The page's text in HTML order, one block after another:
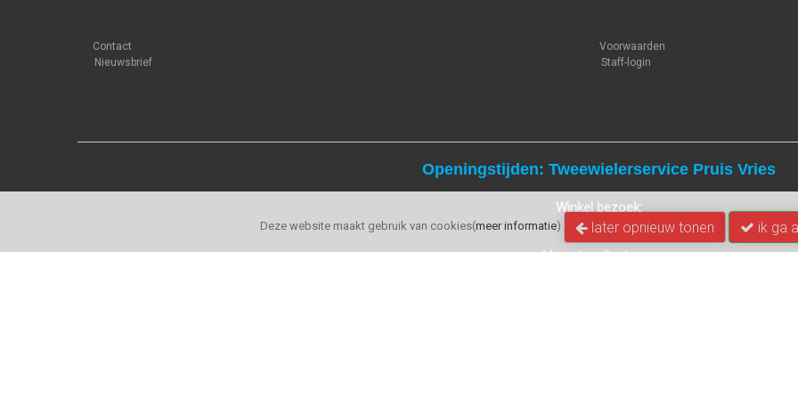
Deze website maakt gebruik van cookies(meer informatie) later opnieuw tonen ik ga
Contact
Nieuwsbrief
Voorwaarden
Staff-login
Openingstijden: Tweewielerservice Pruis Vries
Winkel bezoek:
Maandag: Gesloten